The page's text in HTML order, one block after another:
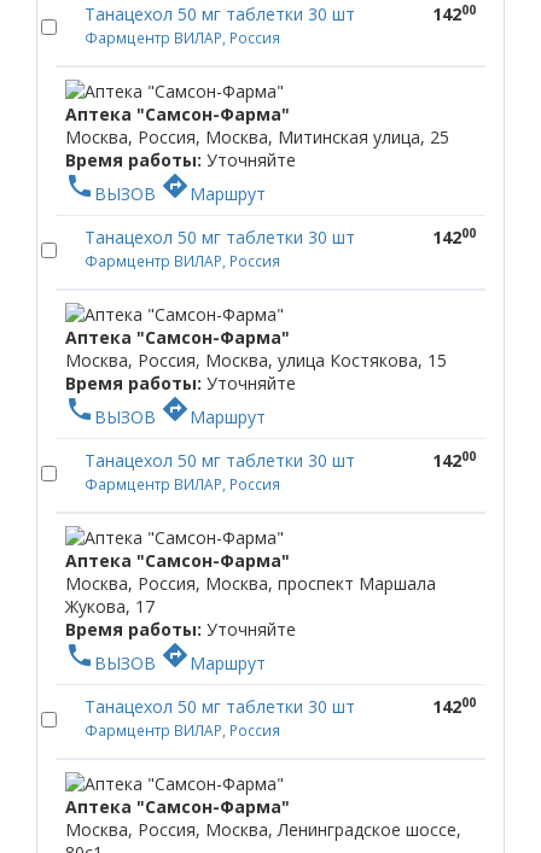
Танацехол 50 мг таблетки 30 шт
Фармцентр ВИЛАР, Россия
14200
Аптека "Самсон-Фарма"
Москва, Россия, Москва, Митинская улица, 25
Время работы: Уточняйте
phone ВЫЗОВ directionsМаршрут
Танацехол 50 мг таблетки 30 шт
Фармцентр ВИЛАР, Россия
14200
Аптека "Самсон-Фарма"
Москва, Россия, Москва, улица Костякова, 15
Время работы: Уточняйте
phone ВЫЗОВ directionsМаршрут
Танацехол 50 мг таблетки 30 шт
Фармцентр ВИЛАР, Россия
14200
Аптека "Самсон-Фарма"
Москва, Россия, Москва, проспект Маршала
Жукова, 17
Время работы: Уточняйте
phone ВЫЗОВ directionsМаршрут
Танацехол 50 мг таблетки 30 шт
Фармцентр ВИЛАР, Россия
14200
Аптека "Самсон-Фарма"
Москва, Россия, Москва, Ленинградское шоссе,